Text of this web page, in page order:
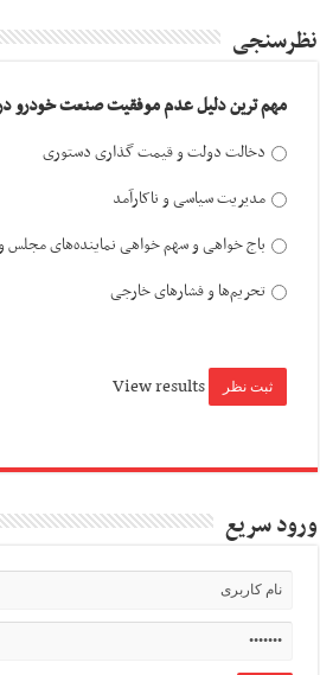
نظرسنجی
مهم ترین دلیل عدم موفقیت صنعت خودرو در
دخالت دولت و قیمت گذاری دستوری
مدیریت سیاسی و ناکارآمد
باج خواهی و سهم خواهی نماینده‌های مجلس و
تحریم‌ها و فشارهای خارجی
View results
ورود سریع